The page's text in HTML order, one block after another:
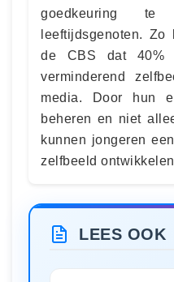
goedkeuring
leeftijdsgenoten.
de CBS dat 40%
verminderend
media. Door hun
beheren en niet
kunnen jongeren
zelfbeeld
LEES OOK